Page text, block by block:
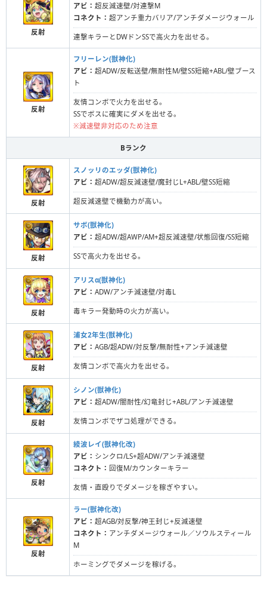
反射
アビ： 超反減速壁/対連撃M
コネクト： 超アンチ重力バリア/アンチダメージウォール
連撃キラーとDWドンSSで高火力を出せる。
反射
フリーレン(獣神化)
アビ： 超ADW/反転送壁/無耐性M/壁SS短縮+ABL/壁ブース
ト
友情コンボで火力を出せる。
SSでボスに確実にダメを出せる。
※減速壁非対応のため注意
Bランク
反射
スノッリのエッダ(獣神化)
アビ： 超ADW/超反減速壁/魔封じL+ABL/壁SS短縮
超反減速壁で機動力が高い。
反射
サボ(獣神化)
アビ： 超ADW/超AWP/AM+超反減速壁/状態回復/SS短縮
SSで高火力を出せる。
反射
アリスα(獣神化)
アビ： ADW/アンチ減速壁/対毒L
毒キラー発動時の火力が高い。
反射
浦女2年生(獣神化)
アビ： AGB/超ADW/対反撃/無耐性+アンチ減速壁
友情コンボで高火力を出せる。
反射
シノン(獣神化)
アビ： 超ADW/闇耐性/幻竜封じ+ABL/アンチ減速壁
友情コンボでザコ処理ができる。
反射
綾波レイ(獣神化改)
アビ： シンクロ/LS+超ADW/アンチ減速壁
コネクト： 回復M/カウンターキラー
友情・直殴りでダメージを稼ぎやすい。
反射
ラー(獣神化改)
アビ： 超AGB/対反撃/神王封じ+反減速壁
コネクト： アンチダメージウォール／ソウルスティール
M
ホーミングでダメージを稼げる。